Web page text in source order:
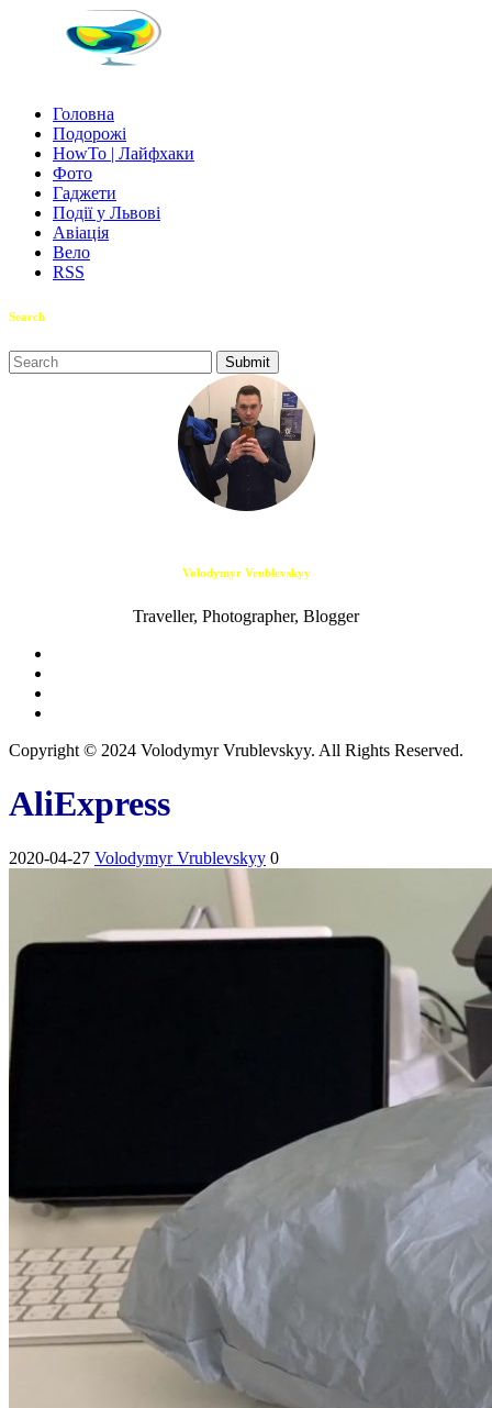
Головна
Подорожі
HowTo | Лайфхаки
Фото
Гаджети
Події у Львові
Авіація
Вело
RSS
Search
Volodymyr Vrublevskyy
Traveller, Photographer, Blogger
Copyright © 2024 Volodymyr Vrublevskyy. All Rights Reserved.
AliExpress
2020-04-27 Volodymyr Vrublevskyy 0